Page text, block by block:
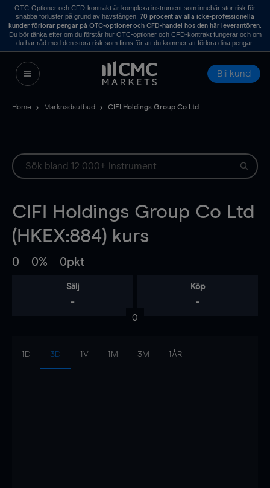
OTC-Optioner och CFD-kontrakt är komplexa instrument som innebär stor risk för
snabba förluster på grund av hävstången. 70 procent av alla icke-professionella
kunder förlorar pengar på OTC-optioner och CFD-handel hos den här leverantören.
Du bör tänka efter om du förstår hur OTC-optioner och CFD-kontrakt fungerar och om
du har råd med den stora risk som finns för att du kommer att förlora dina pengar.
Bli kund
Home Marknadsutbud CIFI Holdings Group Co Ltd
CIFI Holdings Group Co Ltd
(HKEX:884) kurs
0 0% 0pkt
Sälj
-
Köp
-
0
1D 3D 1V 1M 3M 1ÅR